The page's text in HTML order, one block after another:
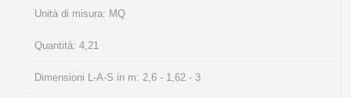
Unità di misura: MQ
Quantità: 4,21
Dimensioni L-A-S in m: 2,6 - 1,62 - 3